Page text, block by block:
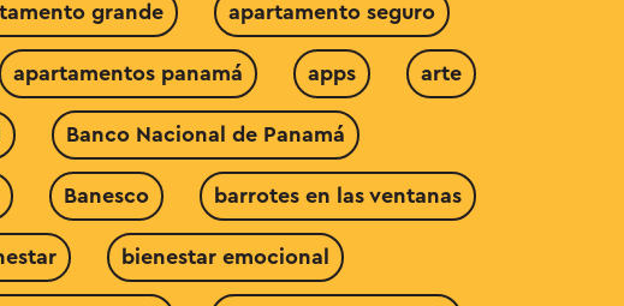
grande apartamento seguro
apartamentos panamá apps arte
Banco Nacional de Panamá
Banesco barrotes en las ventanas
bienestar emocional